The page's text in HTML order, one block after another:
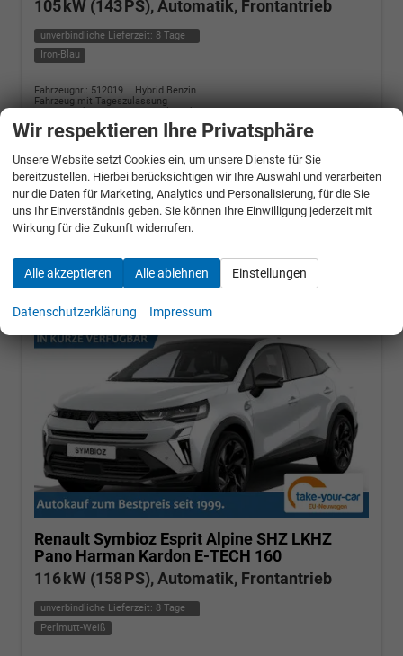
105 kW (143 PS), Automatik, Frontantrieb
unverbindliche Lieferzeit: 8 Tage
Iron-Blau
Fahrzeugnr.: 512019
Hybrid Benzin
Fahrzeug mit Tageszulassung
Verbrauch kombiniert:
4,80 l/100km
C
CO
-Emissionen: 109,00 g/km
» Angebotdetails
26.990,– €
incl. 19% MwSt.
Renault Symbioz Esprit Alpine SHZ LKHZ
Pano Harman Kardon E-TECH 160
116 kW (158 PS), Automatik, Frontantrieb
unverbindliche Lieferzeit: 8 Tage
Perlmutt-Weiß
Wir respektieren Ihre Privatsphäre
Unsere Website setzt Cookies ein, um unsere Dienste für Sie
bereitzustellen. Hierbei berücksichtigen wir Ihre Auswahl und verarbeiten
nur die Daten für Marketing, Analytics und Personalisierung, für die Sie
uns Ihr Einverständnis geben. Sie können Ihre Einwilligung jederzeit mit
Wirkung für die Zukunft widerrufen.
Alle akzeptieren Alle ablehnen Einstellungen
Datenschutzerklärung Impressum